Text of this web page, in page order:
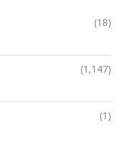
(18)
(1,147)
(1)